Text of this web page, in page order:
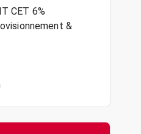
CET 6%
&